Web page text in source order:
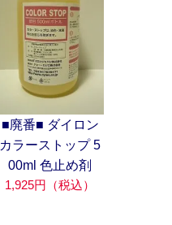
■廃番■ ダイロン
カラーストップ 5
00ml 色止め剤
1,925円（税込）